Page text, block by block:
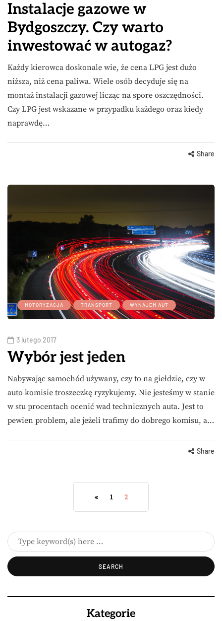
Instalacje gazowe w
Bydgoszczy. Czy warto
inwestować w autogaz?
Każdy kierowca doskonale wie, że cena LPG jest dużo
niższa, niż cena paliwa. Wiele osób decyduje się na
montaż instalacji gazowej licząc na spore oszczędności.
Czy LPG jest wskazane w przypadku każdego oraz kiedy
naprawdę…
Share
MOTORYZACJA TRANSPORT WYNAJEM AUT
3 lutego 2017
Wybór jest jeden
Nabywając samochód używany, czy to na giełdzie, czy w
auto komisie troszeczkę ryzykujemy. Nie jesteśmy w stanie
w stu procentach ocenić wad technicznych auta. Jest to
pewien problem, ale jeżeli trafimy do dobrego komisu, a…
Share
« 1 2
Kategorie